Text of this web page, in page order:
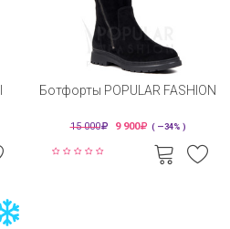
Ботфорты POPULAR FASHION
15 000 9 900 ( —34% )